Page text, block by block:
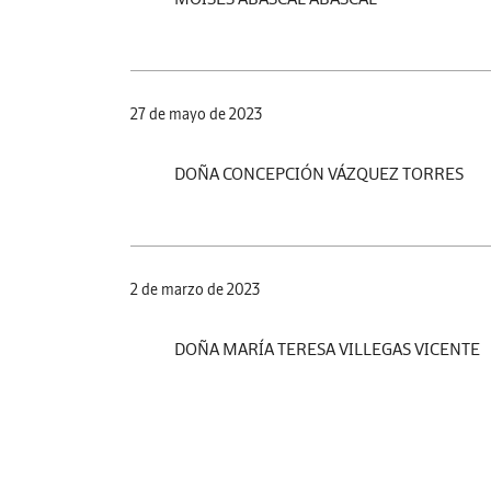
27 de mayo de 2023
DOÑA CONCEPCIÓN VÁZQUEZ TORRES
2 de marzo de 2023
DOÑA MARÍA TERESA VILLEGAS VICENTE